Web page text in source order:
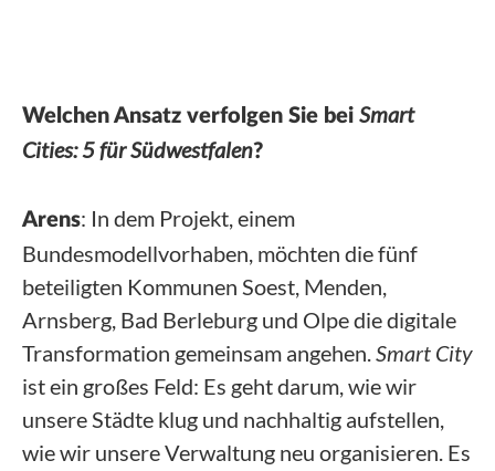
Welchen Ansatz verfolgen Sie bei Smart
Cities: 5 für Südwestfalen?
Arens: In dem Projekt, einem
Bundesmodellvorhaben, möchten die fünf
beteiligten Kommunen Soest, Menden,
Arnsberg, Bad Berleburg und Olpe die digitale
Transformation gemeinsam angehen.Smart City
ist ein großes Feld: Es geht darum, wie wir
unsere Städte klug und nachhaltig aufstellen,
wie wir unsere Verwaltung neu organisieren. Es